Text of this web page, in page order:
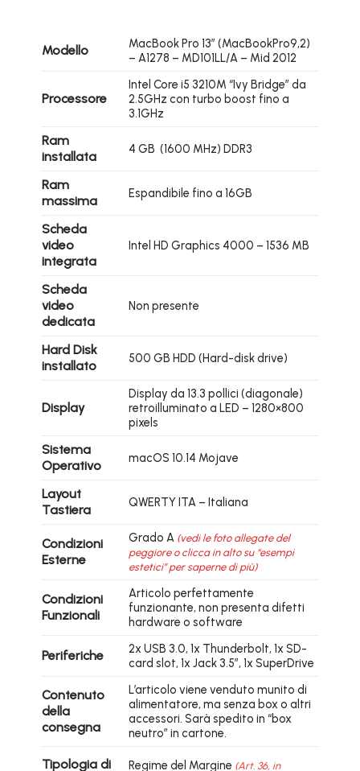
Modello
MacBook Pro 13″ (MacBookPro9,2)
– A1278 – MD101LL/A – Mid 2012
Processore
Intel Core i5 3210M “Ivy Bridge” da
2.5GHz con turbo boost fino a
3.1GHz
Ram
installata
4 GB (1600 MHz) DDR3
Ram
massima
Espandibile fino a 16GB
Scheda
video
integrata
Intel HD Graphics 4000 – 1536 MB
Scheda
video
dedicata
Non presente
Hard Disk
installato
500 GB HDD (Hard-disk drive)
Display
Display da 13.3 pollici (diagonale)
retroilluminato a LED – 1280×800
pixels
Sistema
Operativo
macOS 10.14 Mojave
Layout
Tastiera
QWERTY ITA – Italiana
Condizioni
Esterne
Grado A (vedi le foto allegate del
peggiore o clicca in alto su “esempi
estetici” per saperne di più)
Condizioni
Funzionali
Articolo perfettamente
funzionante, non presenta difetti
hardware o software
Periferiche
2x USB 3.0, 1x Thunderbolt, 1x SD-
card slot, 1x Jack 3.5″, 1x SuperDrive
Contenuto
della
consegna
L’articolo viene venduto munito di
alimentatore, ma senza box o altri
accessori. Sarà spedito in “box
neutro” in cartone.
Tipologia di Regime del Margine(Art. 36, in